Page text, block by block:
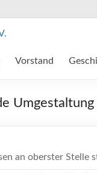
Vorstand
an oberster Stelle